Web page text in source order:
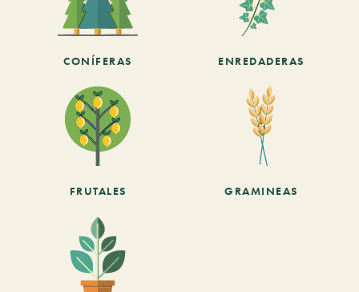
CONÍFERAS ENREDADERAS
FRUTALES GRAMINEAS